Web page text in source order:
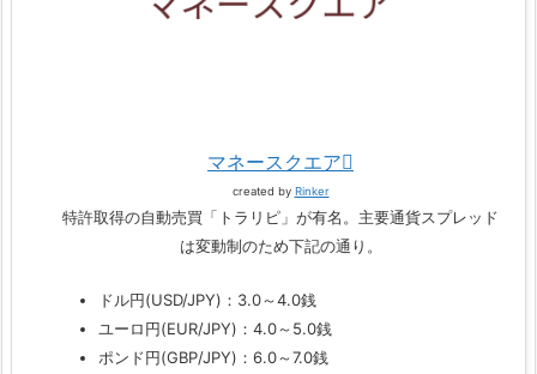
マネースクエア
created by Rinker
特許取得の自動売買「トラリピ」が有名。主要通貨スプレッド
は変動制のため下記の通り。
ドル円(USD/JPY)：3.0～4.0銭
ユーロ円(EUR/JPY)：4.0～5.0銭
ポンド円(GBP/JPY)：6.0～7.0銭